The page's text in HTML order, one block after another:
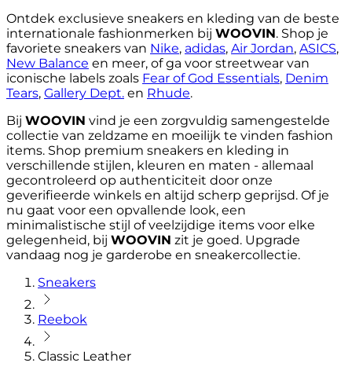
Ontdek exclusieve sneakers en kleding van de beste
internationale fashionmerken bij WOOVIN. Shop je
favoriete sneakers van Nike, adidas, Air Jordan, ASICS,
New Balance en meer, of ga voor streetwear van
iconische labels zoals Fear of God Essentials, Denim
Tears, Gallery Dept. en Rhude.
Bij WOOVIN vind je een zorgvuldig samengestelde
collectie van zeldzame en moeilijk te vinden fashion
items. Shop premium sneakers en kleding in
verschillende stijlen, kleuren en maten - allemaal
gecontroleerd op authenticiteit door onze
geverifieerde winkels en altijd scherp geprijsd. Of je
nu gaat voor een opvallende look, een
minimalistische stijl of veelzijdige items voor elke
gelegenheid, bij WOOVIN zit je goed. Upgrade
vandaag nog je garderobe en sneakercollectie.
Sneakers
Reebok
Classic Leather